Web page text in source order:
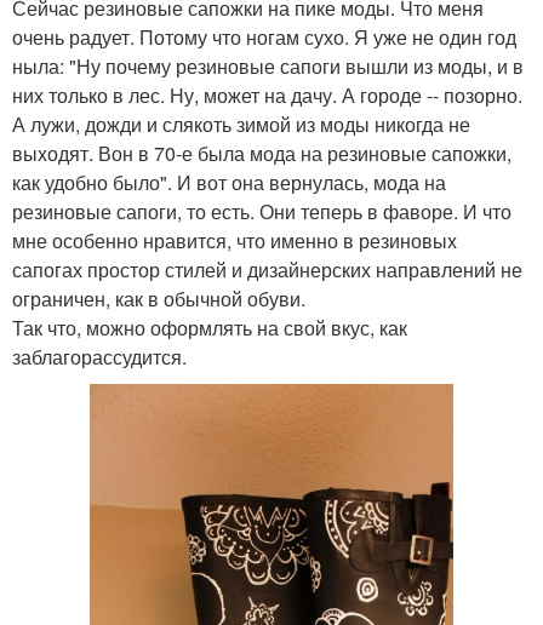
Сейчас резиновые сапожки на пике моды. Что меня
очень радует. Потому что ногам сухо. Я уже не один год
ныла: "Ну почему резиновые сапоги вышли из моды, и в
них только в лес. Ну, может на дачу. А городе -- позорно.
А лужи, дожди и слякоть зимой из моды никогда не
выходят. Вон в 70-е была мода на резиновые сапожки,
как удобно было". И вот она вернулась, мода на
резиновые сапоги, то есть. Они теперь в фаворе. И что
мне особенно нравится, что именно в резиновых
сапогах простор стилей и дизайнерских направлений не
ограничен, как в обычной обуви.
Так что, можно оформлять на свой вкус, как
заблагорассудится.